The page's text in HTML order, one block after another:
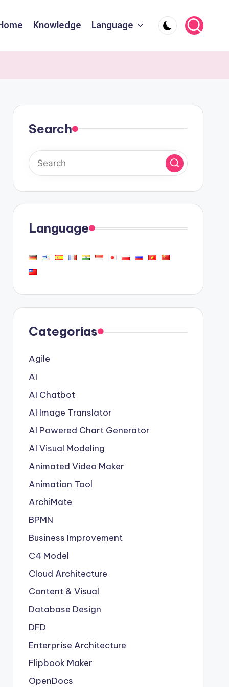
Knowledge Language
Search
Language
Categorias
Agile
AI
AI Chatbot
AI Image Translator
AI Powered Chart Generator
AI Visual Modeling
Animated Video Maker
Animation Tool
ArchiMate
BPMN
Business Improvement
C4 Model
Cloud Architecture
Content & Visual
Database Design
DFD
Enterprise Architecture
Flipbook Maker
OpenDocs